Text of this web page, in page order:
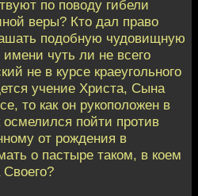
по поводу гибели
веры? Кто дал право
подобную чудовищную
чуть ли не всего
не в курсе краеугольного
учение Христа, Сына
то как он рукоположен в
осмелился пойти против
от рождения в
о пастыре таком, в коем
Своего?